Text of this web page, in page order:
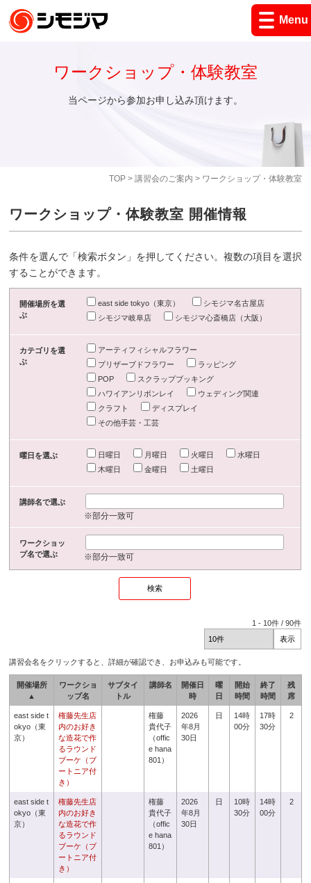
Menu
TOP> 講習会のご案内 > ワークショップ・体験教室
ワークショップ・体験教室
当ページから参加お申し込み頂けます。
ワークショップ・体験教室 開催情報
条件を選んで「検索ボタン」を押してください。複数の項目を選択
することができます。
開催場所を選
ぶ
east side tokyo（東京）
シモジマ名古屋店
シモジマ岐阜店
シモジマ心斎橋店（大阪）
カテゴリを選
ぶ
アーティフィシャルフラワー
プリザーブドフラワー
ラッピング
POP
スクラップブッキング
ハワイアンリボンレイ
ウェディング関連
クラフト
ディスプレイ
その他手芸・工芸
曜日を選ぶ 日曜日 月曜日 火曜日
水曜日
木曜日
金曜日 土曜日
講師名で選ぶ
※部分一致可
ワークショッ
プ名で選ぶ
※部分一致可
1 - 10件 /90件
講習会名をクリックすると、詳細が確認でき、お申込みも可能です。
開催場所
▲
ワークショ
ップ名
サブタイ
トル
講師名
開催日
時
曜
日
開始
時間
終了
時間
残
席
east side t
okyo（東
京）
権藤先生店
内のお好き
な造花で作
るラウンド
ブーケ（ブ
ートニア付
き）
権藤
貴代子
（offic
e hana
801）
2026
年8月
30日
日
14時
00分
17時
30分
2
east side t
okyo（東
京）
権藤先生店
内のお好き
な造花で作
るラウンド
ブーケ（ブ
ートニア付
き）
権藤
貴代子
（offic
e hana
801）
2026
年8月
30日
日
10時
30分
14時
00分
2